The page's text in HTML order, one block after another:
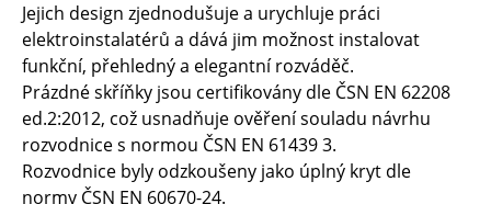
Jejich design zjednodušuje a urychluje práci
elektroinstalatérů a dává jim možnost instalovat
funkční, přehledný a elegantní rozváděč.
Prázdné skříňky jsou certifikovány dle ČSN EN 62208
ed.2:2012, což usnadňuje ověření souladu návrhu
rozvodnice s normou ČSN EN 61439 3.
Rozvodnice byly odzkoušeny jako úplný kryt dle
normy ČSN EN 60670-24.